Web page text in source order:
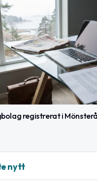
registrerat i
nytt